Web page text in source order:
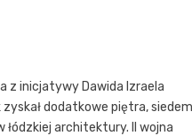
z inicjatywy Dawida Izraela
dodatkowe piętra, siedem
architektury. II wojna